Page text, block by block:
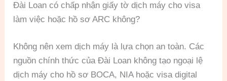
Đài Loan có chấp nhận giấy tờ dịch máy cho visa
làm việc hoặc hồ sơ ARC không?
Không nên xem dịch máy là lựa chọn an toàn. Các
nguồn chính thức của Đài Loan không tạo ngoại lệ
dịch máy cho hồ sơ BOCA, NIA hoặc visa digital